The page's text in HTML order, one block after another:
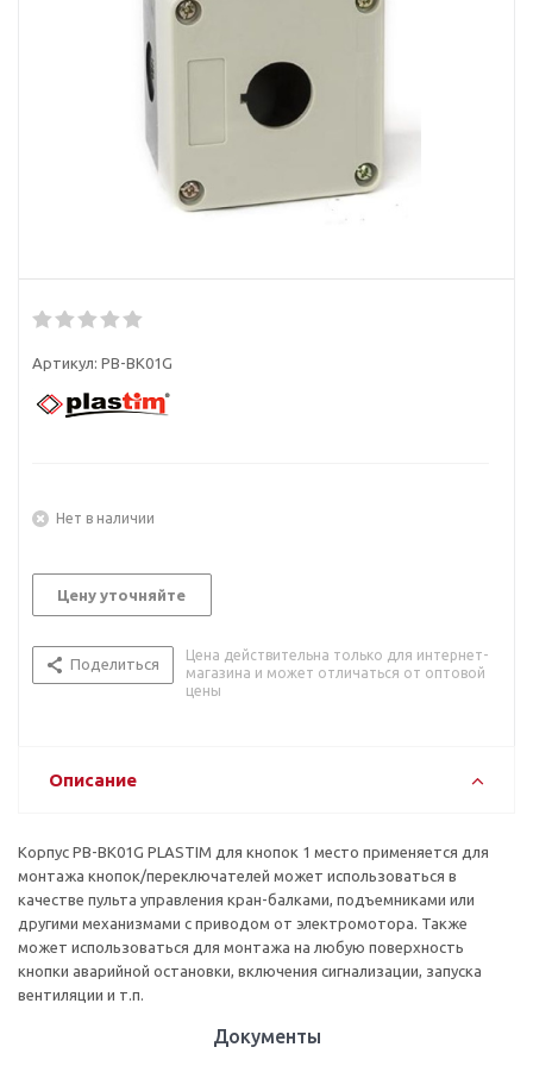
Артикул: PB-BK01G
Нет в наличии
Цену уточняйте
Поделиться
Цена действительна только для интернет-
магазина и может отличаться от оптовой
цены
Описание
Корпус PB-BK01G PLASTIM для кнопок 1 место применяется для
монтажа кнопок/переключателей может использоваться в
качестве пульта управления кран-балками, подъемниками или
другими механизмами с приводом от электромотора. Также
может использоваться для монтажа на любую поверхность
кнопки аварийной остановки, включения сигнализации, запуска
вентиляции и т.п.
Документы